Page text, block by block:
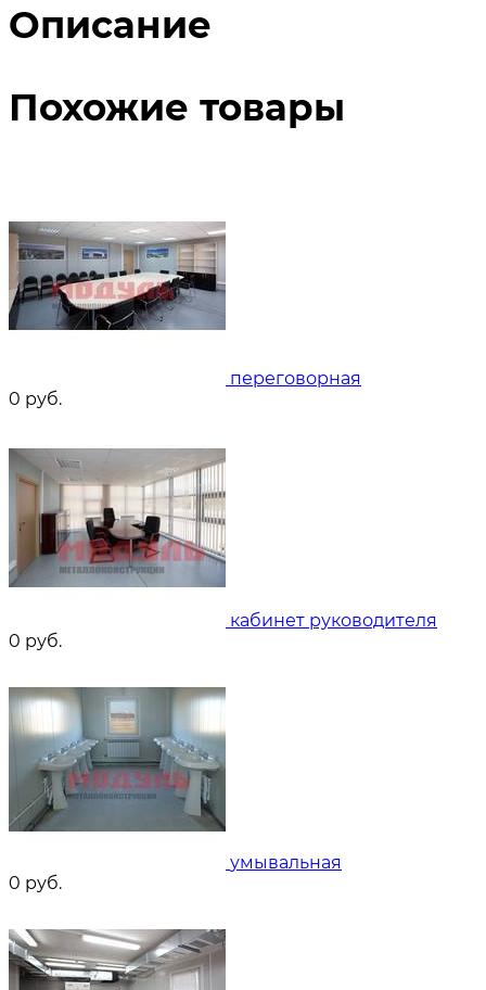
Описание
Похожие товары
переговорная
0 руб.
кабинет руководителя
0 руб.
умывальная
0 руб.